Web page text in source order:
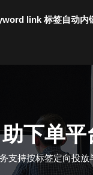
link 标签自动内
下单平
持按标签定向投